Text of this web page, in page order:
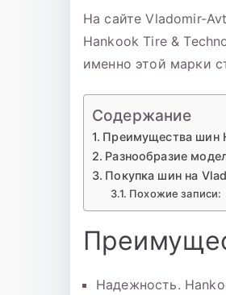
На сайте Vladomir-
Hankook Tire &
именно этой марки
Содержание
Преимущества шин
Разнообразие
Покупка шин на
Похожие записи:
Надежность.